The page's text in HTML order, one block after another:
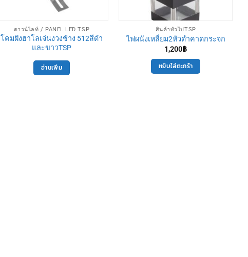
ดาวน์ไลท์ / PANEL LED TSP
โคมฝังฮาโลเจ่นงวงช้าง 512สีดำ
และขาวTSP
อ่านเพิ่ม
สินค้าทั่วไปTSP
ไฟผนังเหลี่ยม2หัวดำคาดกระจก
1,200฿
หยิบใส่ตะกร้า